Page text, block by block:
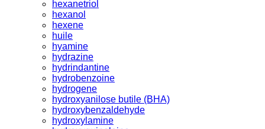
hexanetriol
hexanol
hexene
huile
hyamine
hydrazine
hydrindantine
hydrobenzoine
hydrogene
hydroxyanilose butile (BHA)
hydroxybenzaldehyde
hydroxylamine